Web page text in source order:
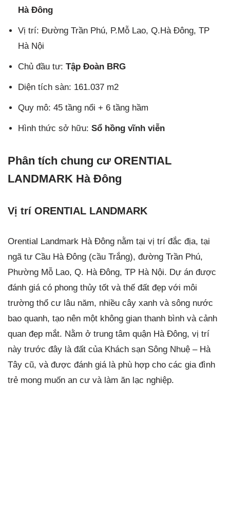
Hà Đông
Vị trí: Đường Trần Phú, P.Mỗ Lao, Q.Hà Đông, TP
Hà Nội
Chủ đầu tư: Tập Đoàn BRG
Diện tích sàn: 161.037 m2
Quy mô: 45 tầng nổi + 6 tầng hầm
Hình thức sở hữu: Sổ hồng vĩnh viễn
Phân tích chung cư ORENTIAL
LANDMARK Hà Đông
Vị trí ORENTIAL LANDMARK
Orential Landmark Hà Đông nằm tại vị trí đắc địa, tại
ngã tư Cầu Hà Đông (cầu Trắng), đường Trần Phú,
Phường Mỗ Lao, Q. Hà Đông, TP Hà Nội. Dự án được
đánh giá có phong thủy tốt và thế đất đẹp với môi
trường thổ cư lâu năm, nhiều cây xanh và sông nước
bao quanh, tạo nên một không gian thanh bình và cảnh
quan đẹp mắt. Nằm ở trung tâm quận Hà Đông, vị trí
này trước đây là đất của Khách sạn Sông Nhuệ – Hà
Tây cũ, và được đánh giá là phù hợp cho các gia đình
trẻ mong muốn an cư và làm ăn lạc nghiệp.